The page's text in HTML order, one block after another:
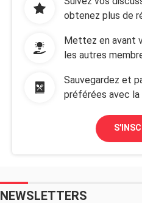
obtenez plus de
Mettez en avant
les autres
Sauvegardez et
préférées avec la
NEWSLETTERS